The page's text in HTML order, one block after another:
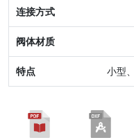
特点
小型